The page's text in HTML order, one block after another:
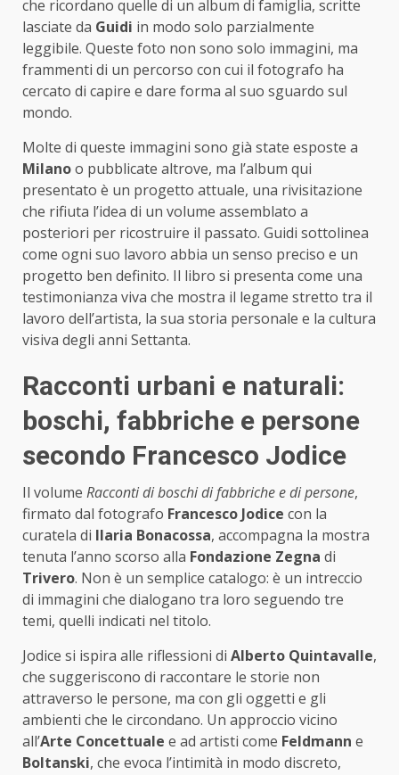
che ricordano quelle di un album di famiglia, scritte
lasciate da Guidi in modo solo parzialmente
leggibile. Queste foto non sono solo immagini, ma
frammenti di un percorso con cui il fotografo ha
cercato di capire e dare forma al suo sguardo sul
mondo.
Molte di queste immagini sono già state esposte a
Milanoo pubblicate altrove, ma l’album qui
presentato è un progetto attuale, una rivisitazione
che rifiuta l’idea di un volume assemblato a
posteriori per ricostruire il passato. Guidi sottolinea
come ogni suo lavoro abbia un senso preciso e un
progetto ben definito. Il libro si presenta come una
testimonianza viva che mostra il legame stretto tra il
lavoro dell’artista, la sua storia personale e la cultura
visiva degli anni Settanta.
Racconti urbani e naturali:
boschi, fabbriche e persone
secondo Francesco Jodice
Il volume Racconti di boschi di fabbriche e di persone,
firmato dal fotografo Francesco Jodice con la
curatela di Ilaria Bonacossa, accompagna la mostra
tenuta l’anno scorso alla Fondazione Zegna di
Trivero. Non è un semplice catalogo: è un intreccio
di immagini che dialogano tra loro seguendo tre
temi, quelli indicati nel titolo.
Jodice si ispira alle riflessioni di Alberto Quintavalle,
che suggeriscono di raccontare le storie non
attraverso le persone, ma con gli oggetti e gli
ambienti che le circondano. Un approccio vicino
all’Arte Concettuale e ad artisti come Feldmann e
Boltanski, che evoca l’intimità in modo discreto,